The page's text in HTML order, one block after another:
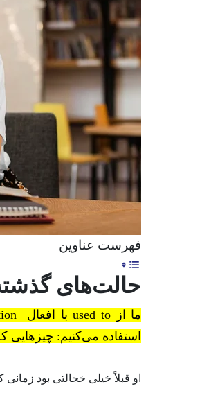
فهرست عناوین
حالت‌های
ما ازused toبا افعال
استفاده می‌کنیم: چیزهایی
او قبلاً خیلی خجالتی بود زمانی